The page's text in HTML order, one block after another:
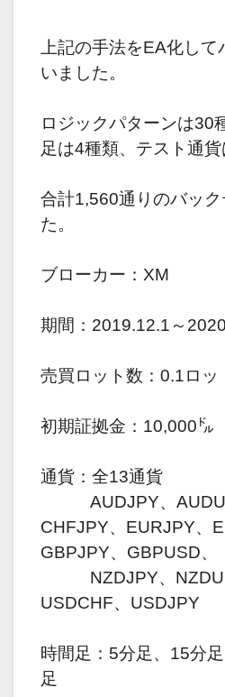
上記の手法をEA化し
いました。
ロジックパターンは30
足は4種類、テスト通貨
合計1,560通りのバッ
た。
ブローカー：XM
期間：2019.12.1～
売買ロット数：0.1ロッ
初期証拠金：10,000㌦
通貨：全13通貨
AUDJPY、
CHFJPY、EURJPY、
GBPJPY、GBPUSD、
NZDJPY、
USDCHF、USDJPY
時間足：5分足、15分
足